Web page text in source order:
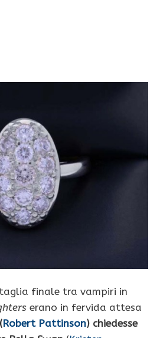
finale tra vampiri in
erano in fervida attesa
Robert Pattinson) chiedesse